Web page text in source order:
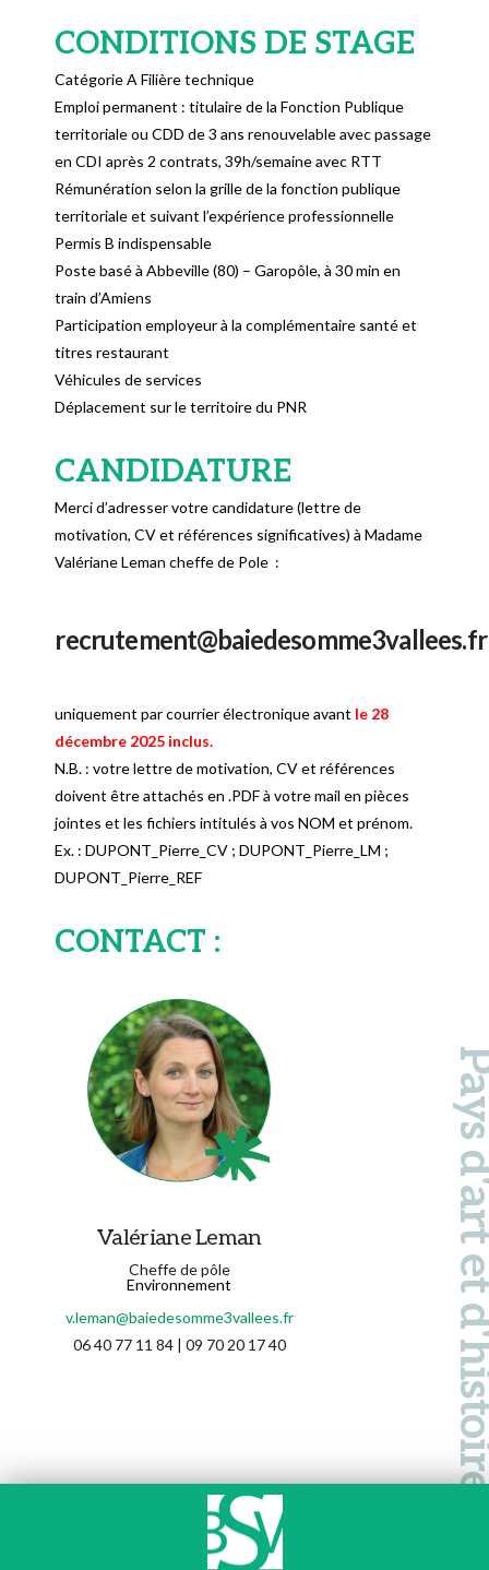
CONDITIONS DE STAGE
Catégorie A Filière technique
Emploi permanent : titulaire de la Fonction Publique
territoriale ou CDD de 3 ans renouvelable avec passage
en CDI après 2 contrats, 39h/semaine avec RTT
Rémunération selon la grille de la fonction publique
territoriale et suivant l’expérience professionnelle
Permis B indispensable
Poste basé à Abbeville (80) – Garopôle, à 30 min en
train d’Amiens
Participation employeur à la complémentaire santé et
titres restaurant
Véhicules de services
Déplacement sur le territoire du PNR
CANDIDATURE
Merci d’adresser votre candidature (lettre de
motivation, CV et références significatives) à Madame
Valériane Leman cheffe de Pole :
recrutement@baiedesomme3vallees.fr
uniquement par courrier électronique avant le 28
décembre 2025 inclus.
N.B. : votre lettre de motivation, CV et références
doivent être attachés en .PDF à votre mail en pièces
jointes et les fichiers intitulés à vos NOM et prénom.
Ex. : DUPONT_Pierre_CV ; DUPONT_Pierre_LM ;
DUPONT_Pierre_REF
CONTACT :
Valériane Leman
Cheffe de pôle
Environnement
v.leman@baiedesomme3vallees.fr
06 40 77 11 84 | 09 70 20 17 40
Pays